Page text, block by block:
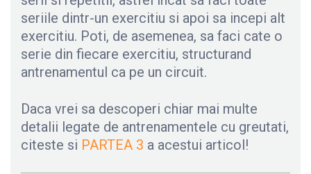
seriile dintr-un exercitiu si apoi sa incepi alt
exercitiu. Poti, de asemenea, sa faci cate o
serie din fiecare exercitiu, structurand
antrenamentul ca pe un circuit.
Daca vrei sa descoperi chiar mai multe
detalii legate de antrenamentele cu greutati,
citeste si PARTEA 3 a acestui articol!